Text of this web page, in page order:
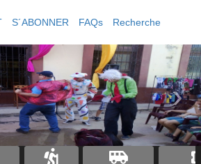
S´ABONNER FAQs Recherche
›